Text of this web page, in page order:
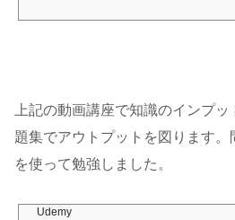
上記の動画講座で知識のインプ
題集でアウトプットを図ります
を使って勉強しました。
Udemy